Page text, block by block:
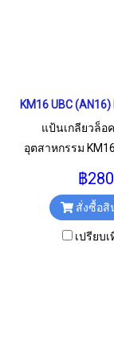
KM16 UBC
แป้นเกลียวล็อ
อุตสาหกรรม
฿280
สั่งซื้อสิ
เปรียบ